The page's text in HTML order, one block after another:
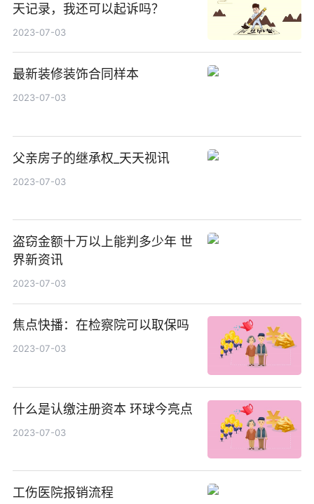
天记录，我还可以起诉吗？
2023-07-03
最新装修装饰合同样本
2023-07-03
父亲房子的继承权_天天视讯
2023-07-03
盗窃金额十万以上能判多少年 世
界新资讯
2023-07-03
焦点快播：在检察院可以取保吗
2023-07-03
什么是认缴注册资本 环球今亮点
2023-07-03
工伤医院报销流程